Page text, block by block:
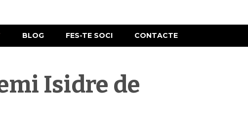
BLOG FES-TE SOCI CONTACTE
Isidre de